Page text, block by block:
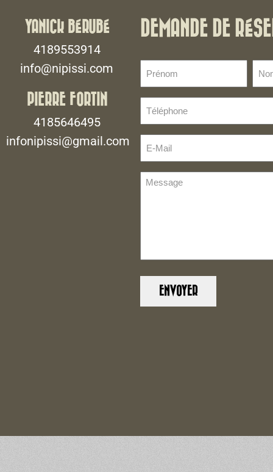
YANICK BÉRUBÉ
4189553914
info@nipissi.com
PIERRE FORTIN
4185646495
infonipissi@gmail.com
DEMANDE DE
(Nécessaire)
de
(Nécessaire)
Mail
Message